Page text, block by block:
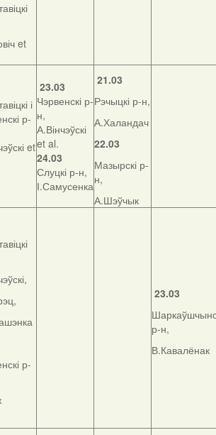
et
і
р-
et
23.03
Чэрвенскі р-
н,
А.Вінчэўскі
et al.
24.03
Слуцкі р-н,
І.Самусенка
21.03
Рэчыцкі р-н,
А.Халандач
22.03
Мазырскі р-
н,
А.Шэўчык
р-
23.03
р-н,
В.Кавалёнак